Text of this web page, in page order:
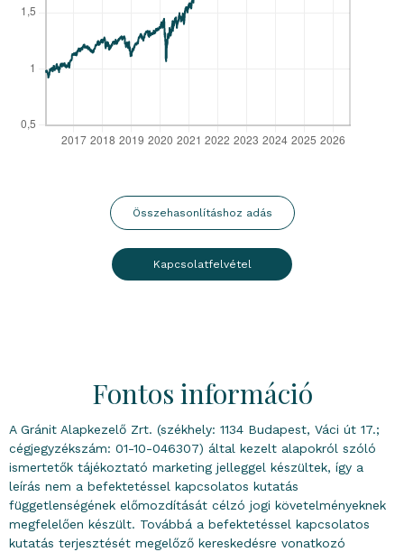
Összehasonlításhoz adás
Kapcsolatfelvétel
Fontos információ
A Gránit Alapkezelő Zrt. (székhely: 1134 Budapest, Váci út 17.;
cégjegyzékszám: 01-10-046307) által kezelt alapokról szóló
ismertetők tájékoztató marketing jelleggel készültek, így a
leírás nem a befektetéssel kapcsolatos kutatás
függetlenségének előmozdítását célzó jogi követelményeknek
megfelelően készült. Továbbá a befektetéssel kapcsolatos
kutatás terjesztését megelőző kereskedésre vonatkozó